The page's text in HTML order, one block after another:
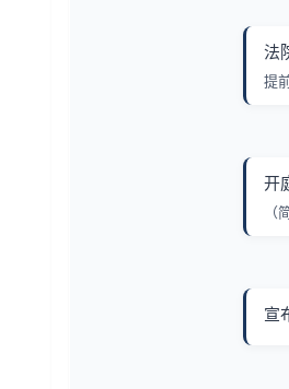
法
提
开
宣